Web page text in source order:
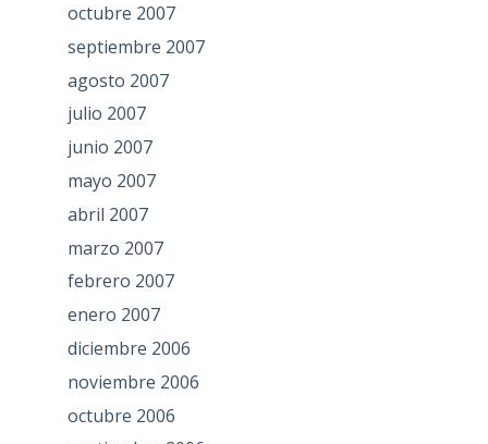
octubre 2007
septiembre 2007
agosto 2007
julio 2007
junio 2007
mayo 2007
abril 2007
marzo 2007
febrero 2007
enero 2007
diciembre 2006
noviembre 2006
octubre 2006